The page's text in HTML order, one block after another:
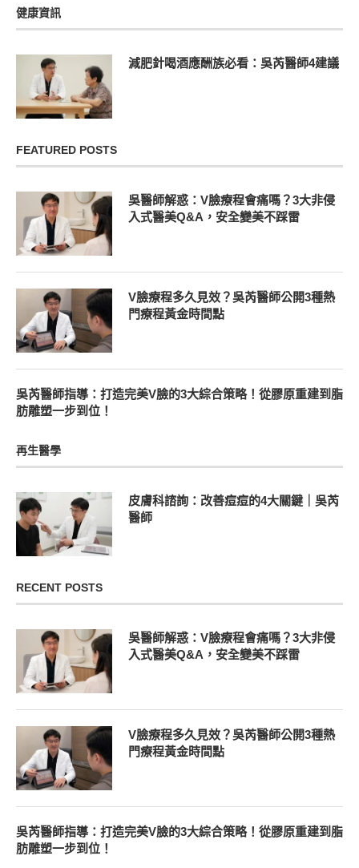
健康資訊
減肥針喝酒應酬族必看：吳芮醫師4建議
FEATURED POSTS
吳醫師解惑：V臉療程會痛嗎？3大非侵
入式醫美Q&A，安全變美不踩雷
V臉療程多久見效？吳芮醫師公開3種熱
門療程黃金時間點
吳芮醫師指導：打造完美V臉的3大綜合策略！從膠原重建到脂
肪雕塑一步到位！
再生醫學
皮膚科諮詢：改善痘痘的4大關鍵｜吳芮
醫師
RECENT POSTS
吳醫師解惑：V臉療程會痛嗎？3大非侵
入式醫美Q&A，安全變美不踩雷
V臉療程多久見效？吳芮醫師公開3種熱
門療程黃金時間點
吳芮醫師指導：打造完美V臉的3大綜合策略！從膠原重建到脂
肪雕塑一步到位！